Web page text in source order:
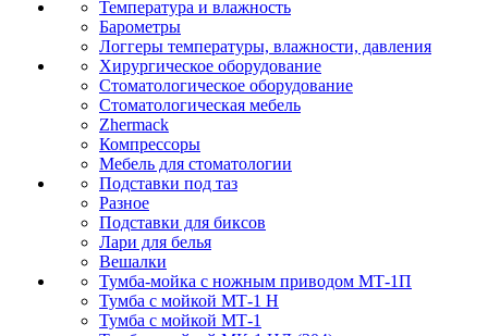
Температура и влажность
Барометры
Логгеры температуры, влажности, давления
Хирургическое оборудование
Стоматологическое оборудование
Стоматологическая мебель
Zhermack
Компрессоры
Мебель для стоматологии
Подставки под таз
Разное
Подставки для биксов
Лари для белья
Вешалки
Тумба-мойка с ножным приводом МТ-1П
Тумба с мойкой МТ-1 Н
Тумба с мойкой МТ-1